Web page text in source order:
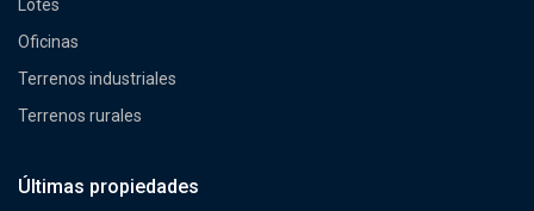
Lotes
Oficinas
Terrenos industriales
Terrenos rurales
Últimas propiedades